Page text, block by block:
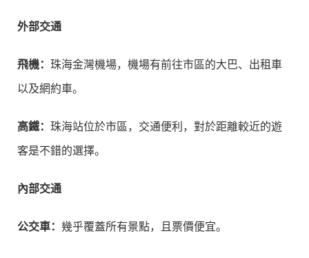
外部交通
飛機： 珠海金灣機場，機場有前往市區的大巴、出租車
以及網約車。
高鐵： 珠海站位於市區，交通便利，對於距離較近的遊
客是不錯的選擇。
內部交通
公交車： 幾乎覆蓋所有景點，且票價便宜。